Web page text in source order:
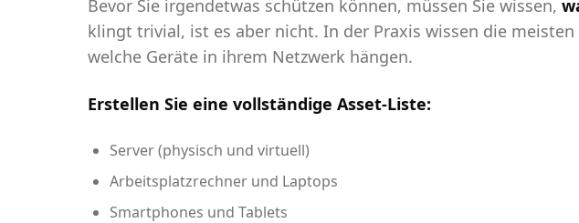
Bevor Sie irgendetwas schützen können, müssen Sie wissen,
klingt trivial, ist es aber nicht. In der Praxis wissen die
welche Geräte in ihrem Netzwerk hängen.
Erstellen Sie eine vollständige Asset-Liste:
Server (physisch und virtuell)
Arbeitsplatzrechner und Laptops
Smartphones und Tablets